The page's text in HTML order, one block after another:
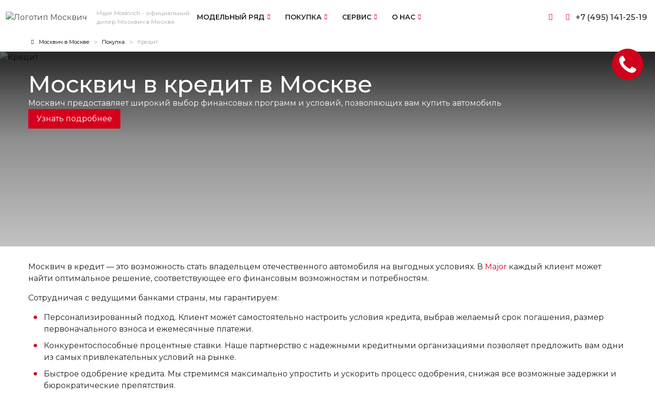
Major Moskvich - официальный
дилер Москвич в Москве
МОДЕЛЬНЫЙ РЯД ПОКУПКА СЕРВИС О НАС +7 (495) 141-25-19
Москвич в Москве Покупка Кредит
Москвич в кредит в Москве
Москвич предоставляет широкий выбор финансовых программ и условий, позволяющих вам купить автомобиль
Узнать подробнее
Москвич в кредит — это возможность стать владельцем отечественного автомобиля на выгодных условиях. В Major каждый клиент может
найти оптимальное решение, соответствующее его финансовым возможностям и потребностям.
Сотрудничая с ведущими банками страны, мы гарантируем:
Персонализированный подход. Клиент может самостоятельно настроить условия кредита, выбрав желаемый срок погашения, размер
первоначального взноса и ежемесячные платежи.
Конкурентоспособные процентные ставки. Наше партнерство с надежными кредитными организациями позволяет предложить вам одни
из самых привлекательных условий на рынке.
Быстрое одобрение кредита. Мы стремимся максимально упростить и ускорить процесс одобрения, снижая все возможные задержки и
бюрократические препятствия.